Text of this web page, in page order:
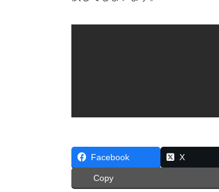
Facebook X
Copy